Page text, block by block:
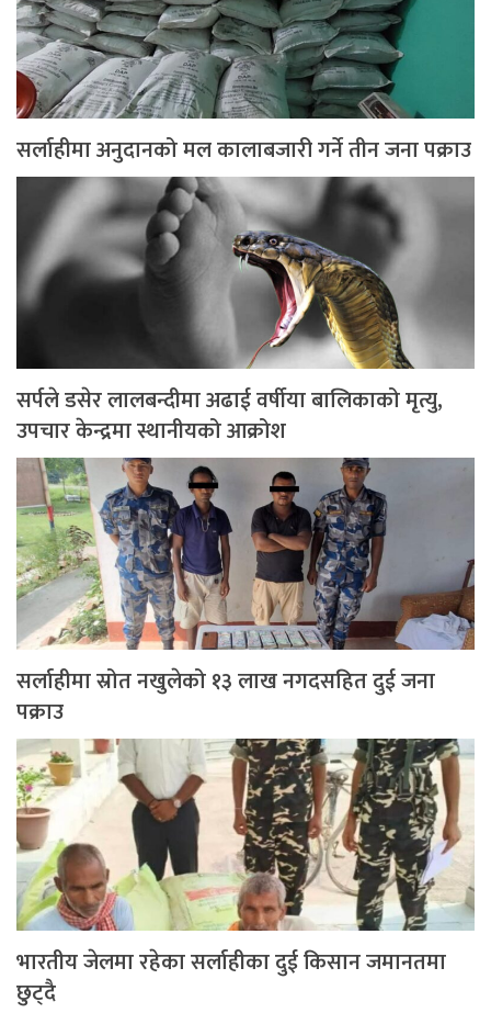
सर्लाहीमा अनुदानको मल कालाबजारी गर्ने तीन जना पक्राउ
सर्पले डसेर लालबन्दीमा अढाई वर्षीया बालिकाको मृत्यु,
उपचार केन्द्रमा स्थानीयको आक्रोश
सर्लाहीमा स्रोत नखुलेको १३ लाख नगदसहित दुई जना
पक्राउ
भारतीय जेलमा रहेका सर्लाहीका दुई किसान जमानतमा
छुट्दै